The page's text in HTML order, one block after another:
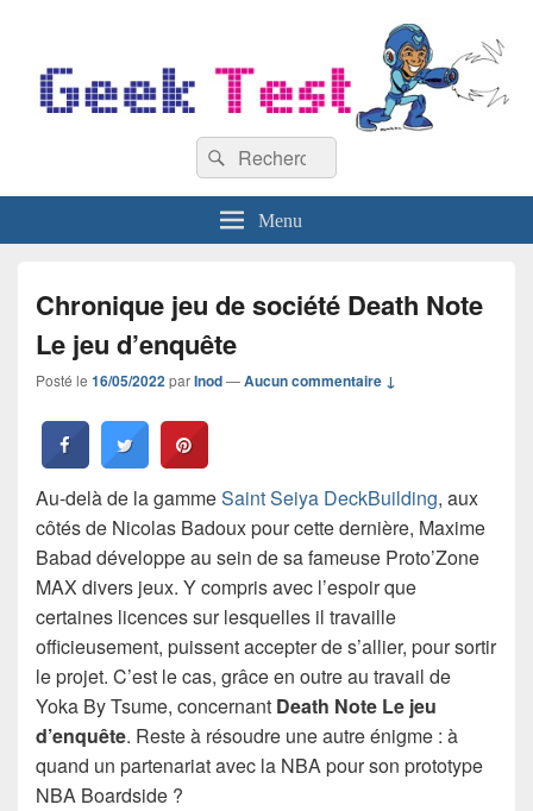
Recherche :
Rechercher
Menu
Chronique jeu de société Death Note
Le jeu d’enquête
Posté le 16/05/2022parInod—Aucun commentaire ↓
Au-delà de la gammeSaint Seiya DeckBuilding, aux
côtés de Nicolas Badoux pour cette dernière, Maxime
Babad développe au sein de sa fameuse Proto’Zone
MAX divers jeux. Y compris avec l’espoir que
certaines licences sur lesquelles il travaille
officieusement, puissent accepter de s’allier, pour sortir
le projet. C’est le cas, grâce en outre au travail de
Yoka By Tsume, concernant Death Note Le jeu
d’enquête. Reste à résoudre une autre énigme : à
quand un partenariat avec la NBA pour son prototype
NBA Boardside ?